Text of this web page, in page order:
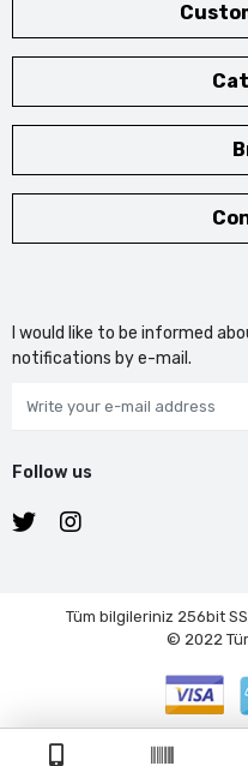
I would like to be informed
notifications by e-mail.
Follow us
Tüm bilgileriniz 256bit
© 2022